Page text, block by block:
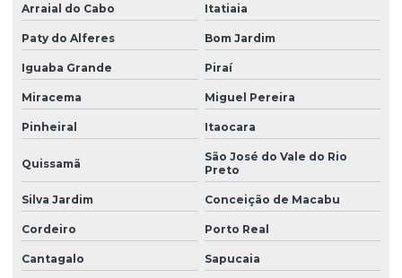
Arraial do Cabo Itatiaia
Paty do Alferes Bom Jardim
Iguaba Grande Piraí
Miracema Miguel Pereira
Pinheiral Itaocara
Quissamã
São José do Vale do Rio
Preto
Silva Jardim Conceição de Macabu
Cordeiro Porto Real
Cantagalo Sapucaia